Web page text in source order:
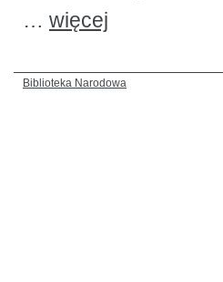
… więcej
Biblioteka Narodowa